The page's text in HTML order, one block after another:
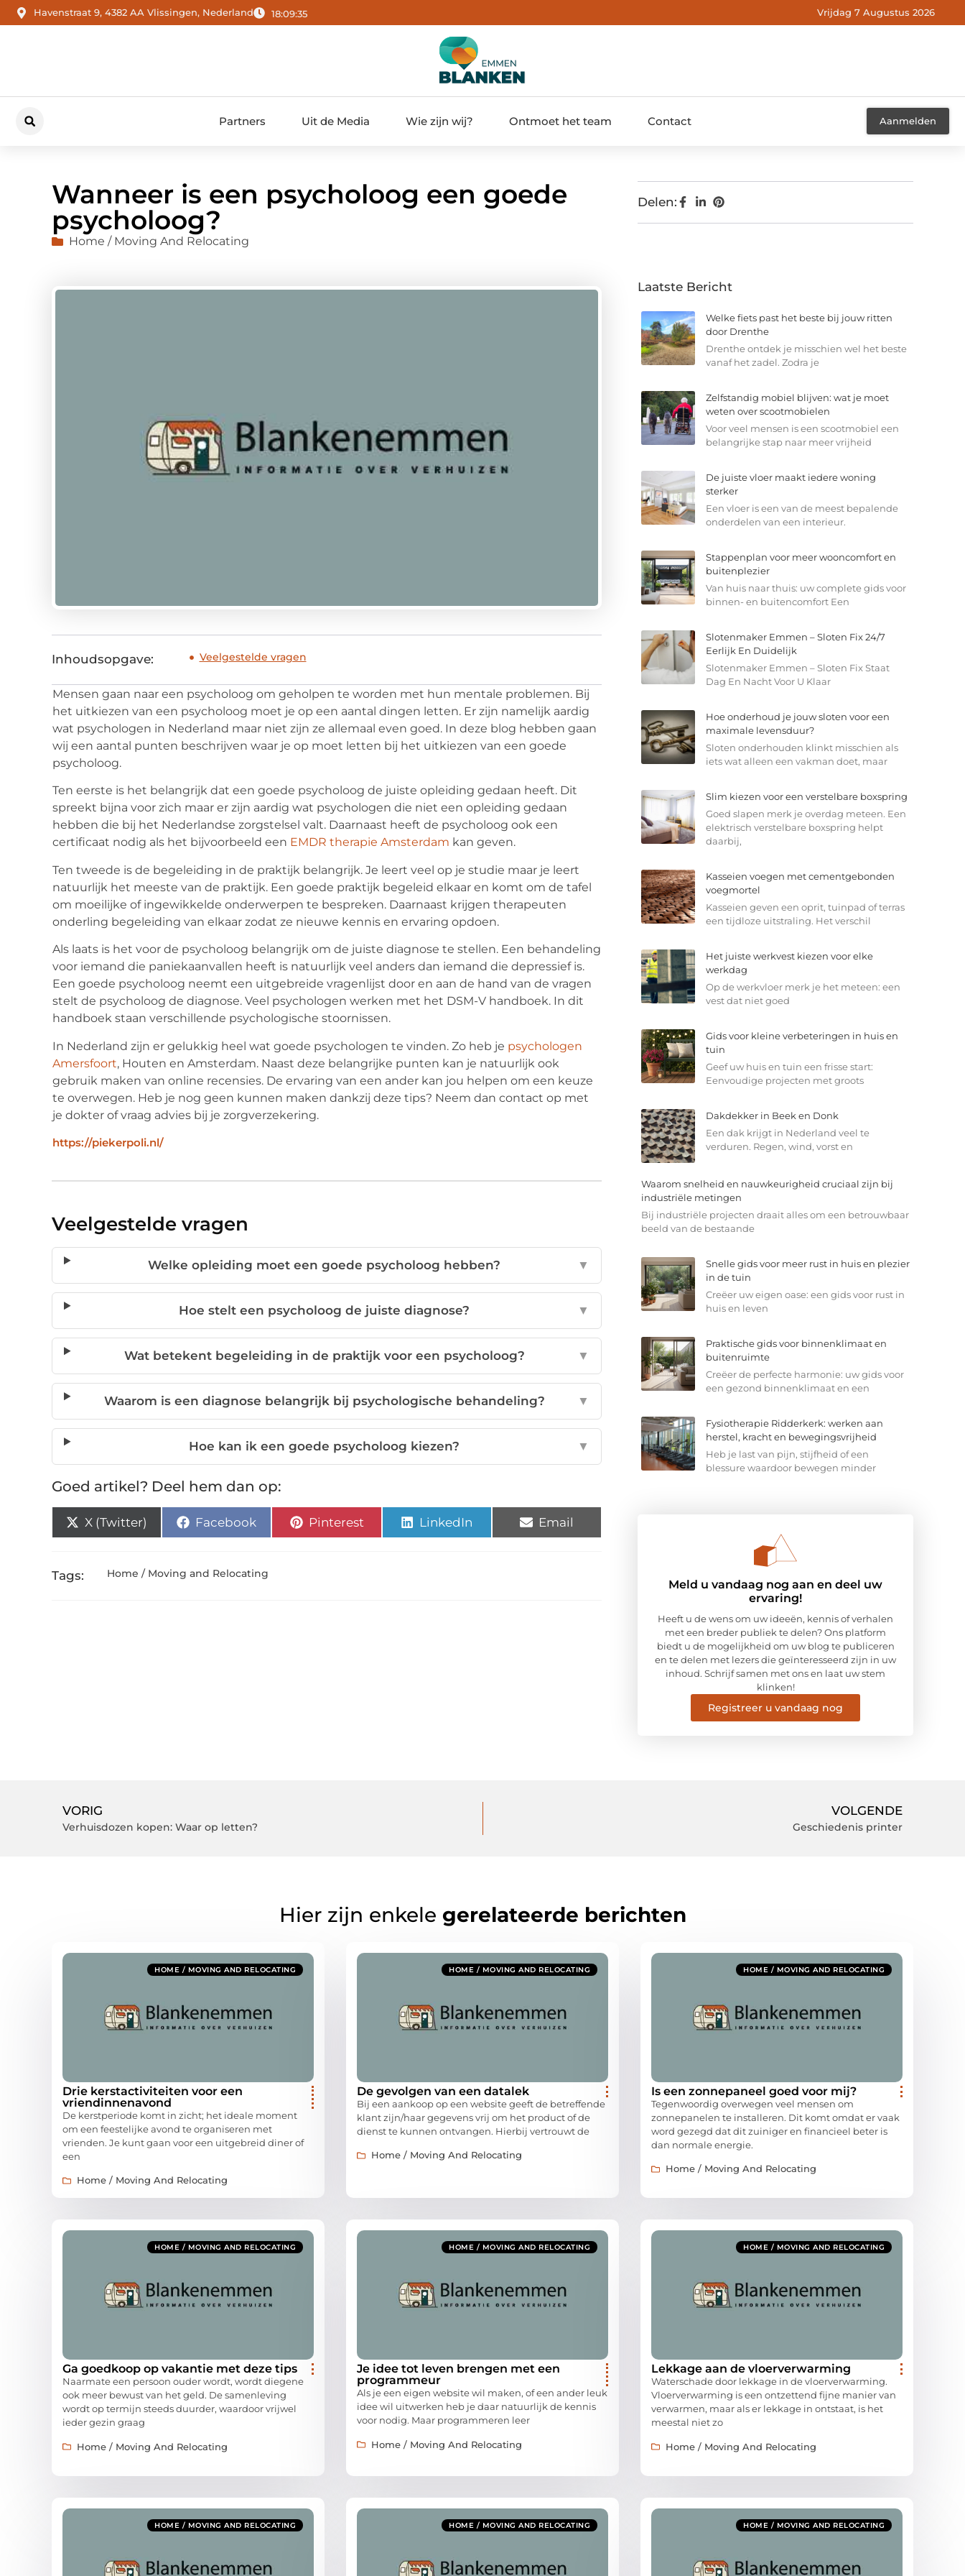
Havenstraat 9, 4382 AA Vlissingen, Nederland 18:09:36 Vrijdag 7 Augustus 2026
Partners Uit de Media Wie zijn wij? Ontmoet het team Contact Aanmelden
Wanneer is een psycholoog een goede
psycholoog?
Home / Moving And Relocating
Inhoudsopgave: Veelgestelde vragen
Mensen gaan naar een psycholoog om geholpen te worden met hun mentale problemen. Bij
het uitkiezen van een psycholoog moet je op een aantal dingen letten. Er zijn namelijk aardig
wat psychologen in Nederland maar niet zijn ze allemaal even goed. In deze blog hebben gaan
wij een aantal punten beschrijven waar je op moet letten bij het uitkiezen van een goede
psycholoog.
Ten eerste is het belangrijk dat een goede psycholoog de juiste opleiding gedaan heeft. Dit
spreekt bijna voor zich maar er zijn aardig wat psychologen die niet een opleiding gedaan
hebben die bij het Nederlandse zorgstelsel valt. Daarnaast heeft de psycholoog ook een
certificaat nodig als het bijvoorbeeld een EMDR therapie Amsterdam kan geven.
Ten tweede is de begeleiding in de praktijk belangrijk. Je leert veel op je studie maar je leert
natuurlijk het meeste van de praktijk. Een goede praktijk begeleid elkaar en komt om de tafel
om moeilijke of ingewikkelde onderwerpen te bespreken. Daarnaast krijgen therapeuten
onderling begeleiding van elkaar zodat ze nieuwe kennis en ervaring opdoen.
Als laats is het voor de psycholoog belangrijk om de juiste diagnose te stellen. Een behandeling
voor iemand die paniekaanvallen heeft is natuurlijk veel anders dan iemand die depressief is.
Een goede psycholoog neemt een uitgebreide vragenlijst door en aan de hand van de vragen
stelt de psycholoog de diagnose. Veel psychologen werken met het DSM-V handboek. In dit
handboek staan verschillende psychologische stoornissen.
In Nederland zijn er gelukkig heel wat goede psychologen te vinden. Zo heb je psychologen
Amersfoort, Houten en Amsterdam. Naast deze belangrijke punten kan je natuurlijk ook
gebruik maken van online recensies. De ervaring van een ander kan jou helpen om een keuze
te overwegen. Heb je nog geen kunnen maken dankzij deze tips? Neem dan contact op met
je dokter of vraag advies bij je zorgverzekering.
https://piekerpoli.nl/
Veelgestelde vragen
Welke opleiding moet een goede psycholoog hebben? ▼
Hoe stelt een psycholoog de juiste diagnose? ▼
Wat betekent begeleiding in de praktijk voor een psycholoog? ▼
Waarom is een diagnose belangrijk bij psychologische behandeling? ▼
Hoe kan ik een goede psycholoog kiezen? ▼
Goed artikel? Deel hem dan op:
X (Twitter) Facebook Pinterest LinkedIn Email
Tags: Home / Moving and Relocating
Delen:
Laatste Bericht
Welke fiets past het beste bij jouw ritten
door Drenthe
Drenthe ontdek je misschien wel het beste
vanaf het zadel. Zodra je
Zelfstandig mobiel blijven: wat je moet
weten over scootmobielen
Voor veel mensen is een scootmobiel een
belangrijke stap naar meer vrijheid
De juiste vloer maakt iedere woning
sterker
Een vloer is een van de meest bepalende
onderdelen van een interieur.
Stappenplan voor meer wooncomfort en
buitenplezier
Van huis naar thuis: uw complete gids voor
binnen- en buitencomfort Een
Slotenmaker Emmen – Sloten Fix 24/7
Eerlijk En Duidelijk
Slotenmaker Emmen – Sloten Fix Staat
Dag En Nacht Voor U Klaar
Hoe onderhoud je jouw sloten voor een
maximale levensduur?
Sloten onderhouden klinkt misschien als
iets wat alleen een vakman doet, maar
Slim kiezen voor een verstelbare boxspring
Goed slapen merk je overdag meteen. Een
elektrisch verstelbare boxspring helpt
daarbij,
Kasseien voegen met cementgebonden
voegmortel
Kasseien geven een oprit, tuinpad of terras
een tijdloze uitstraling. Het verschil
Het juiste werkvest kiezen voor elke
werkdag
Op de werkvloer merk je het meteen: een
vest dat niet goed
Gids voor kleine verbeteringen in huis en
tuin
Geef uw huis en tuin een frisse start:
Eenvoudige projecten met groots
Dakdekker in Beek en Donk
Een dak krijgt in Nederland veel te
verduren. Regen, wind, vorst en
Waarom snelheid en nauwkeurigheid cruciaal zijn bij
industriële metingen
Bij industriële projecten draait alles om een betrouwbaar
beeld van de bestaande
Snelle gids voor meer rust in huis en plezier
in de tuin
Creëer uw eigen oase: een gids voor rust in
huis en leven
Praktische gids voor binnenklimaat en
buitenruimte
Creëer de perfecte harmonie: uw gids voor
een gezond binnenklimaat en een
Fysiotherapie Ridderkerk: werken aan
herstel, kracht en bewegingsvrijheid
Heb je last van pijn, stijfheid of een
blessure waardoor bewegen minder
Meld u vandaag nog aan en deel uw
ervaring!
Heeft u de wens om uw ideeën, kennis of verhalen
met een breder publiek te delen? Ons platform
biedt u de mogelijkheid om uw blog te publiceren
en te delen met lezers die geïnteresseerd zijn in uw
inhoud. Schrijf samen met ons en laat uw stem
klinken!
Registreer u vandaag nog
VORIG
Verhuisdozen kopen: Waar op letten?
VOLGENDE
Geschiedenis printer
Hier zijn enkele gerelateerde berichten
HOME / MOVING AND RELOCATING
Drie kerstactiviteiten voor een
vriendinnenavond
De kerstperiode komt in zicht; het ideale moment
om een feestelijke avond te organiseren met
vrienden. Je kunt gaan voor een uitgebreid diner of
een
Home / Moving And Relocating
HOME / MOVING AND RELOCATING
De gevolgen van een datalek
Bij een aankoop op een website geeft de betreffende
klant zijn/haar gegevens vrij om het product of de
dienst te kunnen ontvangen. Hierbij vertrouwt de
Home / Moving And Relocating
HOME / MOVING AND RELOCATING
Is een zonnepaneel goed voor mij?
Tegenwoordig overwegen veel mensen om
zonnepanelen te installeren. Dit komt omdat er vaak
word gezegd dat dit zuiniger en financieel beter is
dan normale energie.
Home / Moving And Relocating
HOME / MOVING AND RELOCATING
Ga goedkoop op vakantie met deze tips
Naarmate een persoon ouder wordt, wordt diegene
ook meer bewust van het geld. De samenleving
wordt op termijn steeds duurder, waardoor vrijwel
ieder gezin graag
Home / Moving And Relocating
HOME / MOVING AND RELOCATING
Je idee tot leven brengen met een
programmeur
Als je een eigen website wil maken, of een ander leuk
idee wil uitwerken heb je daar natuurlijk de kennis
voor nodig. Maar programmeren leer
Home / Moving And Relocating
HOME / MOVING AND RELOCATING
Lekkage aan de vloerverwarming
Waterschade door lekkage in de vloerverwarming.
Vloerverwarming is een ontzettend fijne manier van
verwarmen, maar als er lekkage in ontstaat, is het
meestal niet zo
Home / Moving And Relocating
HOME / MOVING AND RELOCATING HOME / MOVING AND RELOCATING HOME / MOVING AND RELOCATING